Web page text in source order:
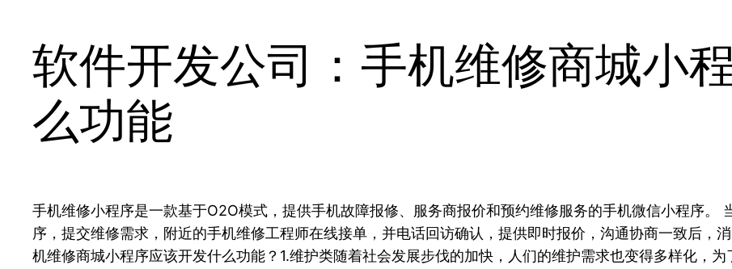
软件开发公司：手机维修商城小
么功能
手机维修小程序是一款基于O2O模式，提供手机故障报修、服务商报价和预约维修服务的手机微信小程序。
序，提交维修需求，附近的手机维修工程师在线接单，并电话回访确认，提供即时报价，沟通协商一致后，
机维修商城小程序应该开发什么功能？1.维护类随着社会发展步伐的加快，人们的维护需求也变得多样化，